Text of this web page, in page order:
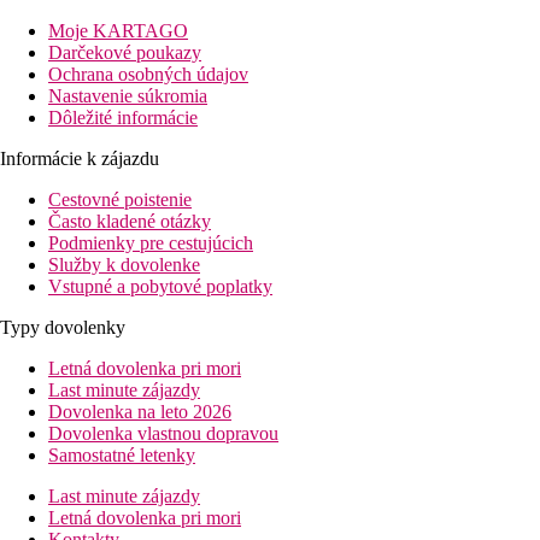
atmosféru a túlať sa v typických uličkách.
Vzdialenosť
pláže: 0 m
letisko: 61,3 km Lamezia Terme
nákupných možností: 2,9 km Parghelia
Popis izby
Dvojlôžková izba, 1 spálňa
klimatizácia (zadarmo)
kúpeľňa/WC
TV
minibar (naplnenie za poplatok)
Popis hotela
vstupná hala s recepciou
reštaurácia
bar
bazén (lehátka a slnečníky zadarmo)
Moje KARTAGO
Darčekové poukazy
Ochrana osobných údajov
Nastavenie súkromia
Dôležité informácie
Informácie k zájazdu
Cestovné poistenie
Často kladené otázky
Podmienky pre cestujúcich
Služby k dovolenke
Vstupné a pobytové poplatky
Typy dovolenky
Letná dovolenka pri mori
Last minute zájazdy
Dovolenka na leto 2026
Dovolenka vlastnou dopravou
Samostatné letenky
Last minute zájazdy
Letná dovolenka pri mori